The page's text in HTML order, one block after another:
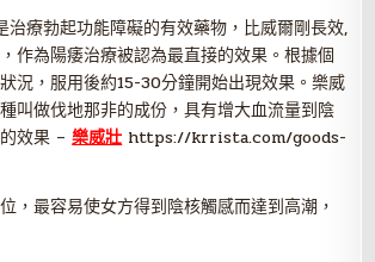
療勃起功能障礙的有效藥物，比威爾剛長效,
作為陽痿治療被認為最直接的效果。根據個
況，服用後約15-30分鐘開始出現效果。樂威
叫做伐地那非的成份，具有增大血流量到陰
效果 –樂威壯 https://krrista.com/goods-
，最容易使女方得到陰核觸感而達到高潮，